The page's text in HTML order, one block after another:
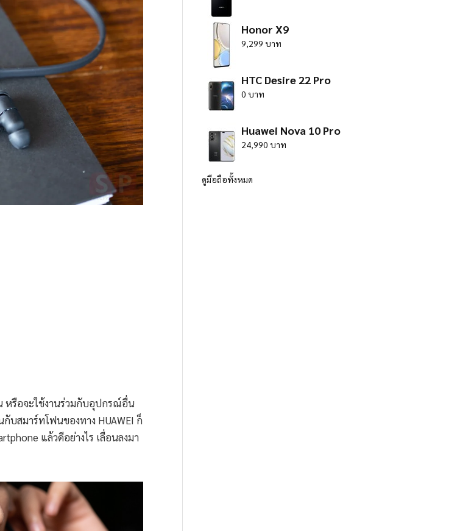
หรือจะใช้งานร่วมกับอุปกรณ์อื่น
บสมาร์ทโฟนของทาง HUAWEI ก็
แล้วดีอย่างไร เลื่อนลงมา
Honor X9
9,299 บาท
HTC Desire 22 Pro
0 บาท
Huawei Nova 10 Pro
24,990 บาท
ดูมือถือทั้งหมด